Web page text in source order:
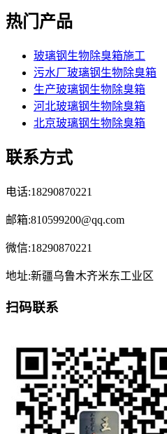
热门产品
玻璃钢生物除臭箱施工
污水厂玻璃钢生物除臭箱
生产玻璃钢生物除臭箱
河北玻璃钢生物除臭箱
北京玻璃钢生物除臭箱
联系方式
电话:18290870221
邮箱:810599200@qq.com
微信:18290870221
地址:新疆乌鲁木齐米东工业区
扫码联系